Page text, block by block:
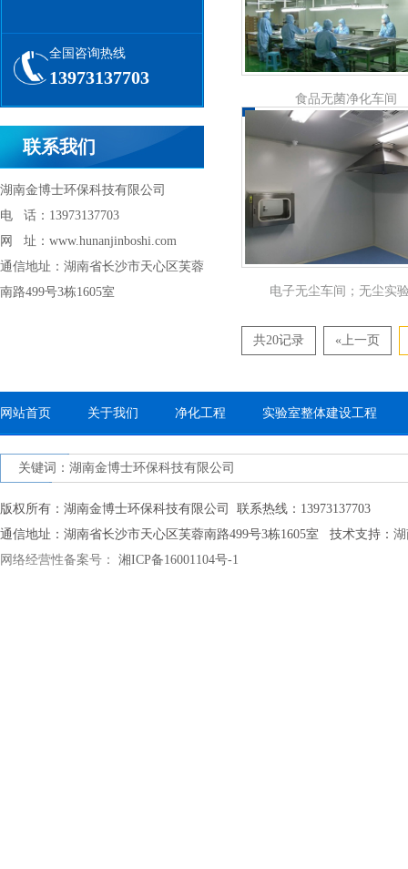
全国咨询热线
13973137703
联系我们
湖南金博士环保科技有限公司
电 话：13973137703
网 址：www.hunanjinboshi.com
通信地址：湖南省长沙市天心区芙蓉
南路499号3栋1605室
食品无菌净化车间
电子无尘车间；无尘实
共20记录 «上一页
网站首页 关于我们 净化工程 实验室整体建设工程
关键词：湖南金博士环保科技有限公司
版权所有：湖南金博士环保科技有限公司 联系热线：13973137703
通信地址：湖南省长沙市天心区芙蓉南路499号3栋1605室 技术支持：
网络经营性备案号： 湘ICP备16001104号-1